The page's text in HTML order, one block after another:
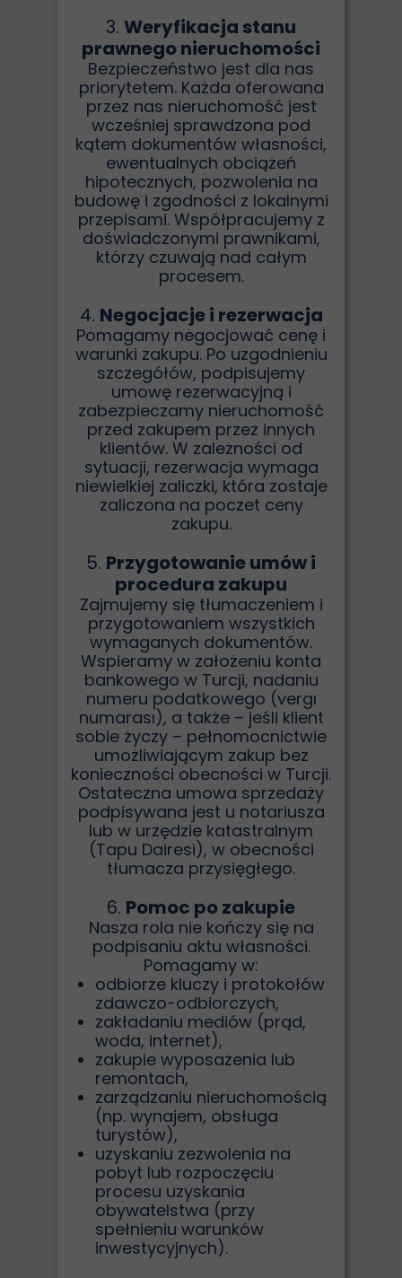
3. Weryfikacja stanu
prawnego nieruchomości
Bezpieczeństwo jest dla nas
priorytetem. Każda oferowana
przez nas nieruchomość jest
wcześniej sprawdzona pod
kątem dokumentów własności,
ewentualnych obciążeń
hipotecznych, pozwolenia na
budowę i zgodności z lokalnymi
przepisami. Współpracujemy z
doświadczonymi prawnikami,
którzy czuwają nad całym
procesem.
4. Negocjacje i rezerwacja
Pomagamy negocjować cenę i
warunki zakupu. Po uzgodnieniu
szczegółów, podpisujemy
umowę rezerwacyjną i
zabezpieczamy nieruchomość
przed zakupem przez innych
klientów. W zależności od
sytuacji, rezerwacja wymaga
niewielkiej zaliczki, która zostaje
zaliczona na poczet ceny
zakupu.
5. Przygotowanie umów i
procedura zakupu
Zajmujemy się tłumaczeniem i
przygotowaniem wszystkich
wymaganych dokumentów.
Wspieramy w założeniu konta
bankowego w Turcji, nadaniu
numeru podatkowego (vergı
numarası), a także – jeśli klient
sobie życzy – pełnomocnictwie
umożliwiającym zakup bez
konieczności obecności w Turcji.
Ostateczna umowa sprzedaży
podpisywana jest u notariusza
lub w urzędzie katastralnym
(Tapu Dairesi), w obecności
tłumacza przysięgłego.
6. Pomoc po zakupie
Nasza rola nie kończy się na
podpisaniu aktu własności.
Pomagamy w:
odbiorze kluczy i protokołów
zdawczo-odbiorczych,
zakładaniu mediów (prąd,
woda, internet),
zakupie wyposażenia lub
remontach,
zarządzaniu nieruchomością
(np. wynajem, obsługa
turystów),
uzyskaniu zezwolenia na
pobyt lub rozpoczęciu
procesu uzyskania
obywatelstwa (przy
spełnieniu warunków
inwestycyjnych).